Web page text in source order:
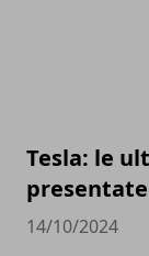
Tesla: le
14/10/2024